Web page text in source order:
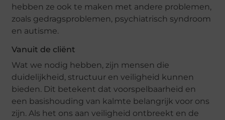
hebben ze ook te maken met andere problemen,
zoals gedragsproblemen, psychiatrisch syndroom
en autisme.
Vanuit de cliënt
Wat we nodig hebben, zijn mensen die
duidelijkheid, structuur en veiligheid kunnen
bieden. Dit betekent dat voorspelbaarheid en
een basishouding van kalmte belangrijk voor ons
zijn. Als het ons aan veiligheid ontbreekt en de